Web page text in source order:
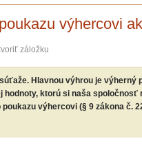
výhercovi
záložku
Hlavnou výhrou je výherný
hodnoty, ktorú si naša
výhercovi (§ 9 zákona č.